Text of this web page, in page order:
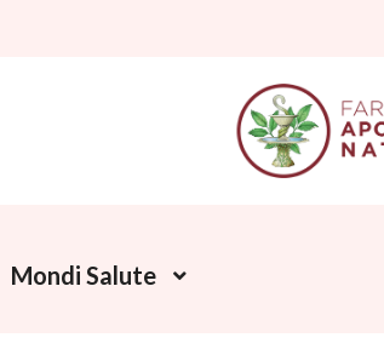
Mondi Salute